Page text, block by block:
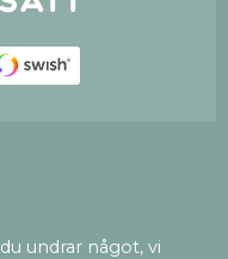
undrar något, vi